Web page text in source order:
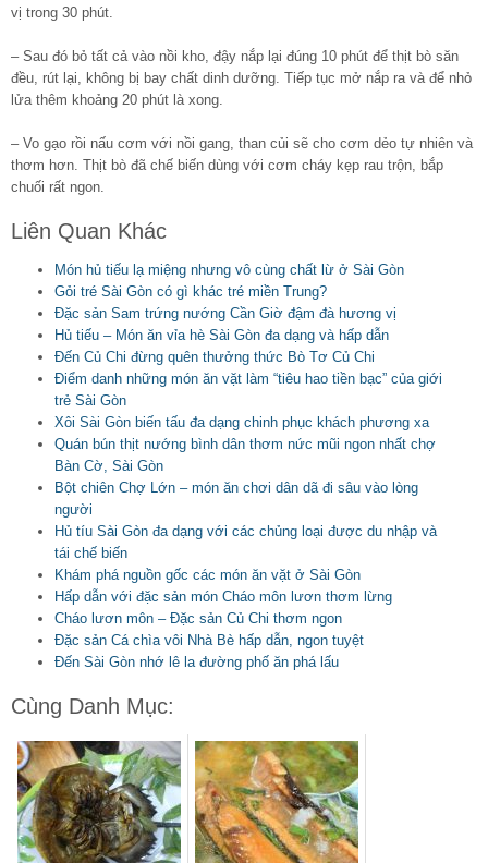
vị trong 30 phút.
– Sau đó bỏ tất cả vào nồi kho, đậy nắp lại đúng 10 phút để thịt bò săn
đều, rút lại, không bị bay chất dinh dưỡng. Tiếp tục mở nắp ra và để nhỏ
lửa thêm khoảng 20 phút là xong.
– Vo gạo rồi nấu cơm với nồi gang, than củi sẽ cho cơm dẻo tự nhiên và
thơm hơn. Thịt bò đã chế biến dùng với cơm cháy kẹp rau trộn, bắp
chuối rất ngon.
Liên Quan Khác
Món hủ tiếu lạ miệng nhưng vô cùng chất lừ ở Sài Gòn
Gỏi tré Sài Gòn có gì khác tré miền Trung?
Đặc sản Sam trứng nướng Cần Giờ đậm đà hương vị
Hủ tiếu – Món ăn vỉa hè Sài Gòn đa dạng và hấp dẫn
Đến Củ Chi đừng quên thưởng thức Bò Tơ Củ Chi
Điểm danh những món ăn vặt làm “tiêu hao tiền bạc” của giới
trẻ Sài Gòn
Xôi Sài Gòn biến tấu đa dạng chinh phục khách phương xa
Quán bún thịt nướng bình dân thơm nức mũi ngon nhất chợ
Bàn Cờ, Sài Gòn
Bột chiên Chợ Lớn – món ăn chơi dân dã đi sâu vào lòng
người
Hủ tíu Sài Gòn đa dạng với các chủng loại được du nhập và
tái chế biến
Khám phá nguồn gốc các món ăn vặt ở Sài Gòn
Hấp dẫn với đặc sản món Cháo môn lươn thơm lừng
Cháo lươn môn – Đặc sản Củ Chi thơm ngon
Đặc sản Cá chìa vôi Nhà Bè hấp dẫn, ngon tuyệt
Đến Sài Gòn nhớ lê la đường phố ăn phá lấu
Cùng Danh Mục: